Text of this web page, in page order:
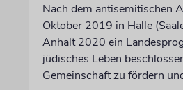
Nach dem antisemitischen
Oktober 2019 in Halle
Anhalt 2020 ein
jüdisches Leben
Gemeinschaft zu fördern